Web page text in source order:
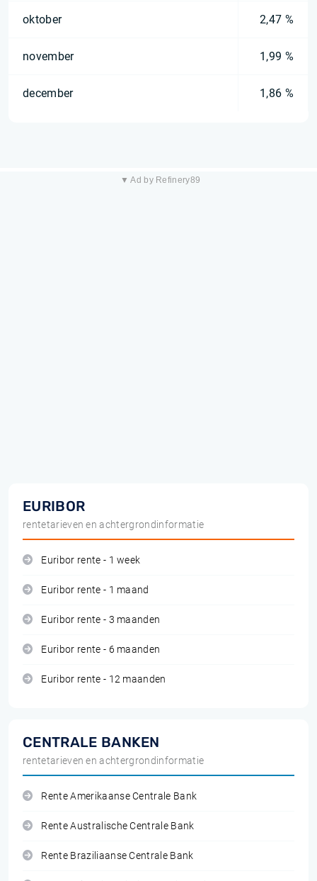
oktober 2,47 %
november 1,99 %
december 1,86 %
▼ Ad by Refinery89
EURIBOR
rentetarieven en achtergrondinformatie
Euribor rente - 1 week
Euribor rente - 1 maand
Euribor rente - 3 maanden
Euribor rente - 6 maanden
Euribor rente - 12 maanden
CENTRALE BANKEN
rentetarieven en achtergrondinformatie
Rente Amerikaanse Centrale Bank
Rente Australische Centrale Bank
Rente Braziliaanse Centrale Bank